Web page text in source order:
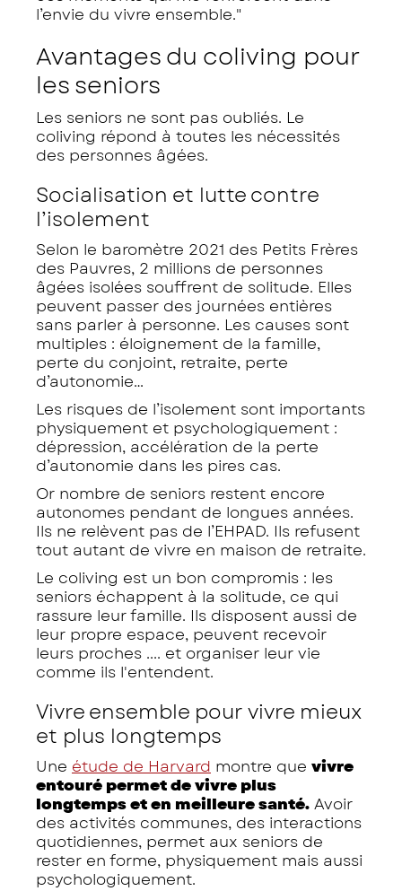
l’envie du vivre ensemble."
Avantages du coliving pour
les seniors
Les seniors ne sont pas oubliés. Le
coliving répond à toutes les nécessités
des personnes âgées.
Socialisation et lutte contre
l’isolement
Selon le baromètre 2021 des Petits Frères
des Pauvres, 2 millions de personnes
âgées isolées souffrent de solitude. Elles
peuvent passer des journées entières
sans parler à personne. Les causes sont
multiples : éloignement de la famille,
perte du conjoint, retraite, perte
d’autonomie…
Les risques de l’isolement sont importants
physiquement et psychologiquement :
dépression, accélération de la perte
d’autonomie dans les pires cas.
Or nombre de seniors restent encore
autonomes pendant de longues années.
Ils ne relèvent pas de l’EHPAD. Ils refusent
tout autant de vivre en maison de retraite.
Le coliving est un bon compromis : les
seniors échappent à la solitude, ce qui
rassure leur famille. Ils disposent aussi de
leur propre espace, peuvent recevoir
leurs proches .... et organiser leur vie
comme ils l'entendent.
Vivre ensemble pour vivre mieux
et plus longtemps
Une étude de Harvard montre que vivre
entouré permet de vivre plus
longtemps et en meilleure santé. Avoir
des activités communes, des interactions
quotidiennes, permet aux seniors de
rester en forme, physiquement mais aussi
psychologiquement.